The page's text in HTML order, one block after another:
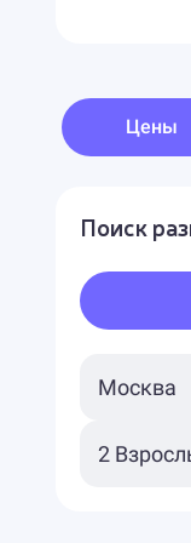
Цены
Поиск